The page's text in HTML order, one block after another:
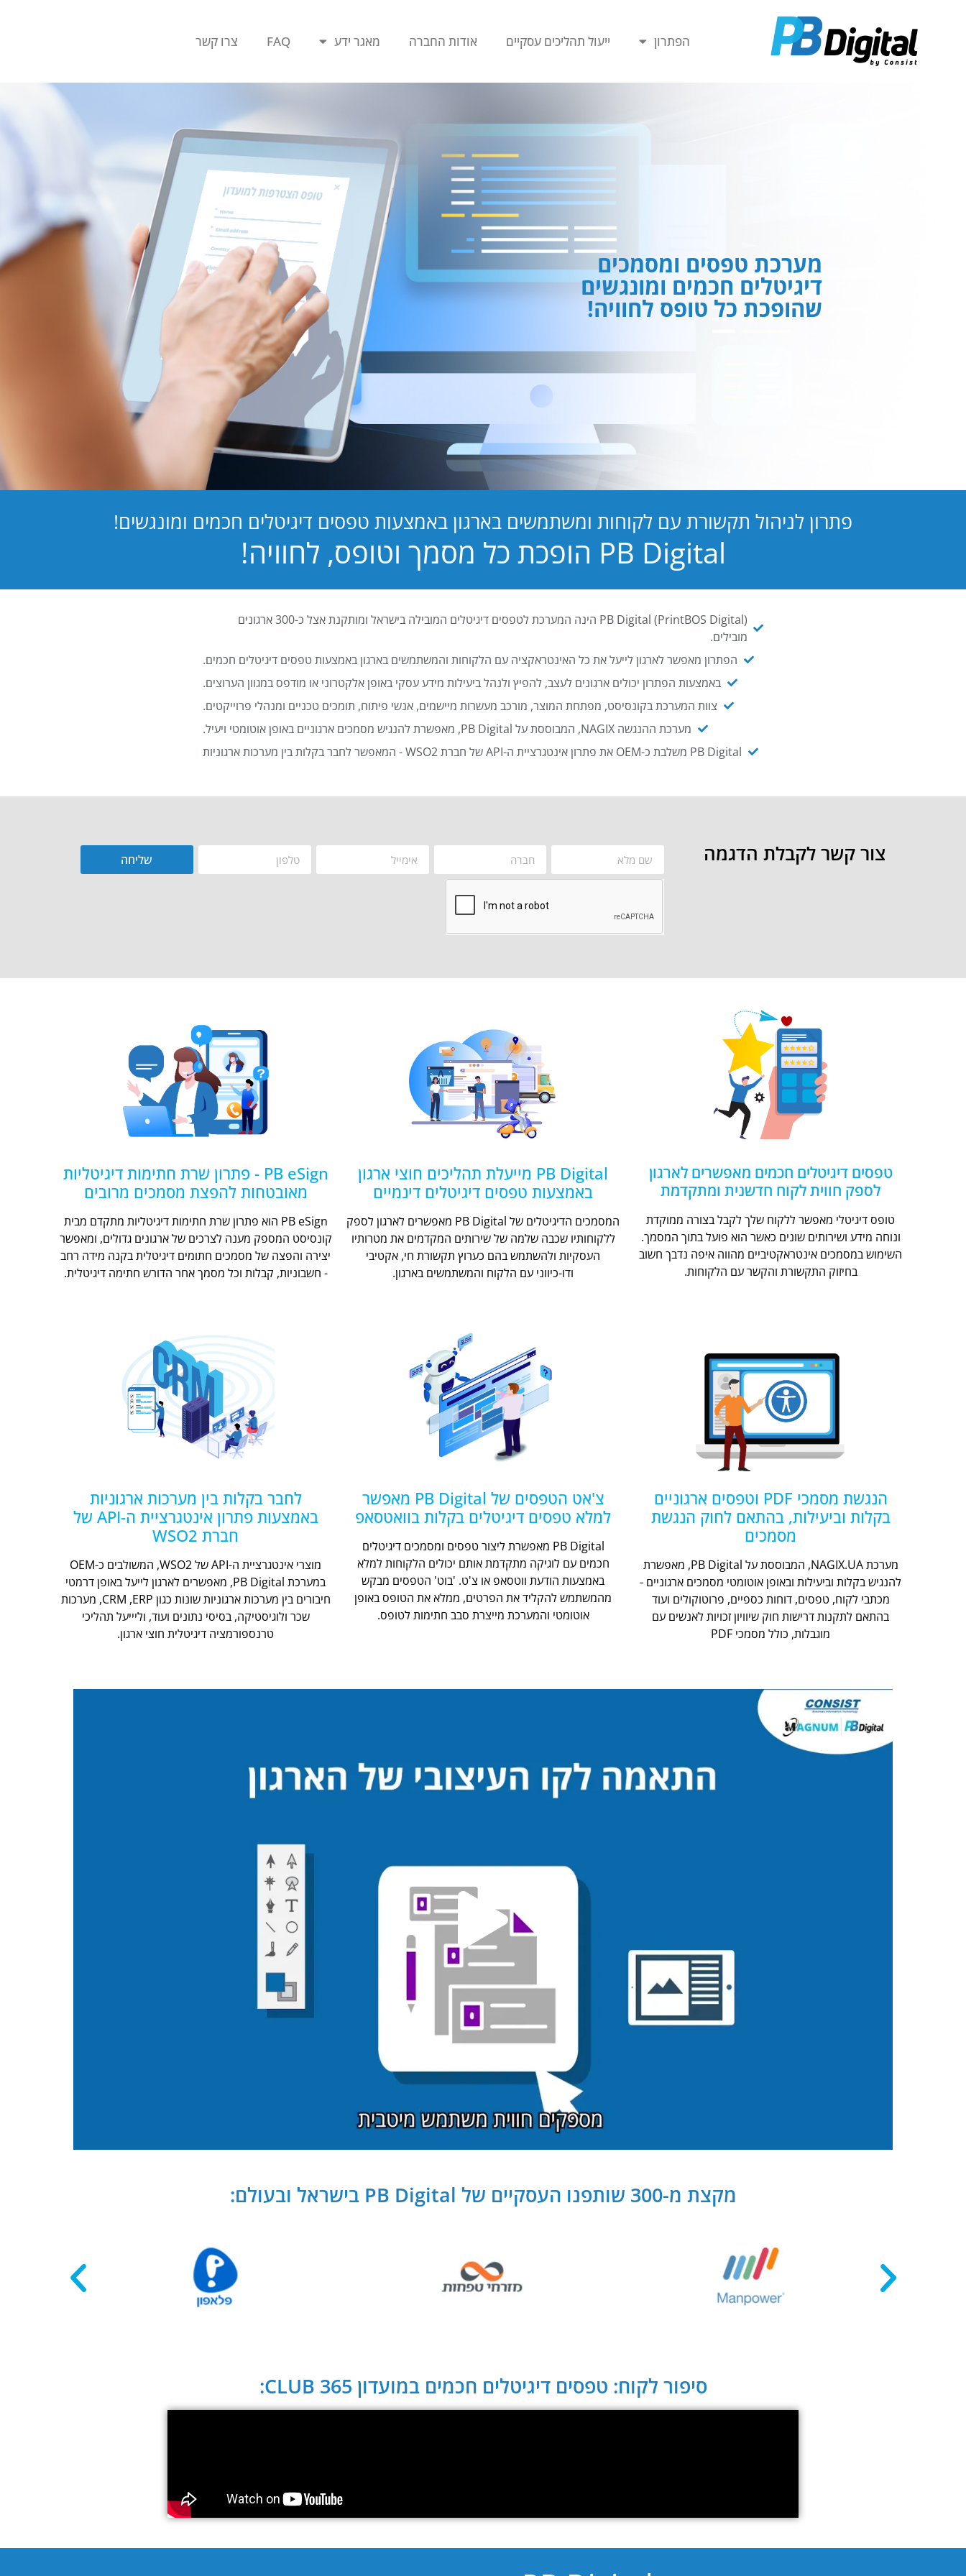
הפתרון ייעול תהליכים עסקיים אודות החברה מאגר ידע FAQ צרו קשר
מערכת טפסים ומסמכים
דיגיטלים חכמים ומונגשים
שהופכת כל טופס לחוויה!
פתרון לניהול תקשורת עם לקוחות ומשתמשים בארגון באמצעות טפסים דיגיטלים חכמים ומונגשים!
PB Digital הופכת כל מסמך וטופס, לחוויה!
PB Digital (PrintBOS Digital) הינה המערכת לטפסים דיגיטלים המובילה בישראל ומותקנת אצל כ-300 ארגונים
מובילים.
הפתרון מאפשר לארגון לייעל את כל האינטראקציה עם הלקוחות והמשתמשים בארגון באמצעות טפסים דיגיטלים חכמים.
באמצעות הפתרון יכולים ארגונים לעצב, להפיץ ולנהל ביעילות מידע עסקי באופן אלקטרוני או מודפס במגוון הערוצים.
צוות המערכת בקונסיסט, מפתחת המוצר, מורכב מעשרות מיישמים, אנשי פיתוח, תומכים טכניים ומנהלי פרוייקטים.
מערכת ההנגשה NAGIX, המבוססת על PB Digital, מאפשרת להנגיש מסמכים ארגוניים באופן אוטומטי ויעיל.
PB Digital משלבת כ-OEM את פתרון אינטגרציית ה-API של חברת WSO2 - המאפשר לחבר בקלות בין מערכות ארגוניות
צור קשר לקבלת הדגמה שליחה
טפסים דיגיטלים חכמים מאפשרים לארגון
לספק חווית לקוח חדשנית ומתקדמת
טופס דיגיטלי מאפשר ללקוח שלך לקבל בצורה ממוקדת
ונוחה מידע ושירותים שונים כאשר הוא פועל בתוך המסמך.
השימוש במסמכים אינטראקטיביים מהווה איפה נדבך חשוב
בחיזוק התקשורת והקשר עם הלקוחות.
PB Digital מייעלת תהליכים חוצי ארגון
באמצעות טפסים דיגיטלים דינמיים
המסמכים הדיגיטלים של PB Digital מאפשרים לארגון לספק
ללקוחותיו שכבה שלמה של שירותים המקדמים את מטרותיו
העסקיות ולהשתמש בהם כערוץ תקשורת חי, אקטיבי
ודו-כיווני עם הלקוח והמשתמשים בארגון.
PB eSign - פתרון שרת חתימות דיגיטליות
מאובטחות להפצת מסמכים מרובים
PB eSign הוא פתרון שרת חתימות דיגיטליות מתקדם מבית
קונסיסט המספק מענה לצרכים של ארגונים גדולים, ומאפשר
יצירה והפצה של מסמכים חתומים דיגיטלית בקנה מידה רחב
- חשבוניות, קבלות וכל מסמך אחר הדורש חתימה דיגיטלית.
הנגשת מסמכי PDF וטפסים ארגוניים
בקלות וביעילות, בהתאם לחוק הנגשת
מסמכים
מערכת NAGIX.UA, המבוססת על PB Digital, מאפשרת
להנגיש בקלות וביעילות ובאופן אוטומטי מסמכים ארגוניים -
מכתבי לקוח, טפסים, דוחות כספיים, פרוטוקולים ועוד
בהתאם לתקנות דרישות חוק שיוויון זכויות לאנשים עם
מוגבלות, כולל מסמכי PDF
צ'אט הטפסים של PB Digital מאפשר
למלא טפסים דיגיטלים בקלות בוואטסאפ
PB Digital מאפשרת ליצור טפסים ומסמכים דיגיטלים
חכמים עם לוגיקה מתקדמת אותם יכולים הלקוחות למלא
באמצעות הודעת ווטסאפ או צ'ט. 'בוט' הטפסים מבקש
מהמשתמש להקליד את הפרטים, ממלא את הטופס באופן
אוטומטי והמערכת מייצרת סבב חתימות לטופס.
לחבר בקלות בין מערכות ארגוניות
באמצעות פתרון אינטגרציית ה-API של
חברת WSO2
מוצרי אינטגרציית ה-API של WSO2, המשולבים כ-OEM
במערכת PB Digital, מאפשרים לארגון לייעל באופן דרמטי
חיבורים בין מערכות ארגוניות שונות כגון CRM ,ERP, מערכות
שכר ולוגיסטיקה, בסיסי נתונים ועוד, וליייעל תהליכי
טרנספורמציה דיגיטלית חוצי ארגון.
מקצת מ-300 שותפנו העסקיים של PB Digital בישראל ובעולם:
סיפור לקוח: טפסים דיגיטלים חכמים במועדון CLUB 365: